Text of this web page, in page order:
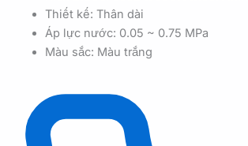
Thiết kế: Thân dài
Áp lực nước: 0.05 ~ 0.75 MPa
Màu sắc: Màu trắng